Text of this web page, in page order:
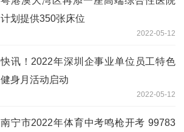
计划提供350张床位
2022-05-12
快讯！2022年深圳企事业单位员工特色
健身月活动启动
2022-05-12
南宁市2022年体育中考鸣枪开考 99783